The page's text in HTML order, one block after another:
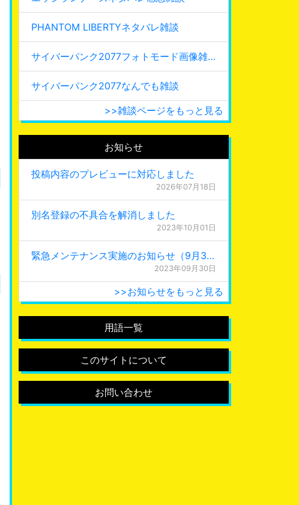
PHANTOM LIBERTYネタバレ雑談
サイバーパンク2077フォトモード画像雑談
サイバーパンク2077なんでも雑談
>>雑談ページをもっと見る
お知らせ
投稿内容のプレビューに対応しました
2026年07月18日
別名登録の不具合を解消しました
2023年10月01日
緊急メンテナンス実施のお知らせ（9月30日 0:15更新）
2023年09月30日
>>お知らせをもっと見る
用語一覧
このサイトについて
お問い合わせ